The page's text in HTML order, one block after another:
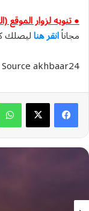
● تنويه لزوار الموقع
مجاناًانقر هناليصلك
Source akhbaar24